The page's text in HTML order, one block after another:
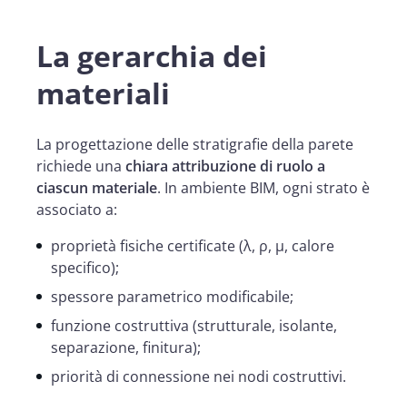
La gerarchia dei
materiali
La progettazione delle stratigrafie della parete
richiede una chiara attribuzione di ruolo a
ciascun materiale. In ambiente BIM, ogni strato è
associato a:
proprietà fisiche certificate (λ, ρ, μ, calore
specifico);
spessore parametrico modificabile;
funzione costruttiva (strutturale, isolante,
separazione, finitura);
priorità di connessione nei nodi costruttivi.